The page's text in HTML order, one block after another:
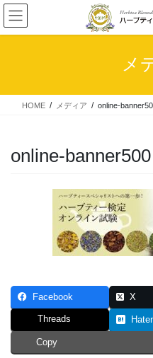
コ
ン
テ
ス
ナ
ビ
ゲ
ン
メ
HOME メディア online-
online-banner500
Facebook X
Threads
Copy